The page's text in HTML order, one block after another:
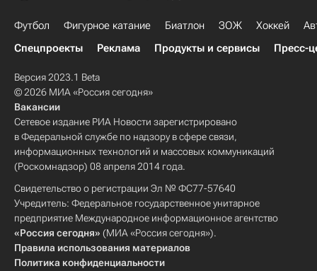
Футбол Фигурное катание Биатлон ЗОЖ Хоккей
Спецпроекты
Реклама Продукты и сервисы Пресс-
Версия 2023.1 Beta
© 2026 МИА «Россия сегодня»
Вакансии
Сетевое издание РИА Новости зарегистрировано
в Федеральной службе по надзору в сфере связи,
информационных технологий и массовых коммуникаций
(Роскомнадзор) 08 апреля 2014 года.
Свидетельство о регистрации Эл № ФС77-57640
Учредитель: Федеральное государственное унитарное
предприятие Международное информационное агентство
«Россия сегодня» (МИА «Россия сегодня»).
Правила использования материалов
Политика конфиденциальности